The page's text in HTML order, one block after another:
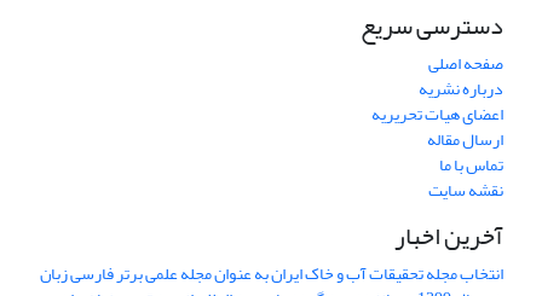
دسترسی سریع
صفحه اصلی
درباره نشریه
اعضای هیات تحریریه
ارسال مقاله
تماس با ما
نقشه سایت
آخرین اخبار
انتخاب مجله تحقیقات آب و خاک ایران به عنوان مجله علمی برتر فارسی زبان